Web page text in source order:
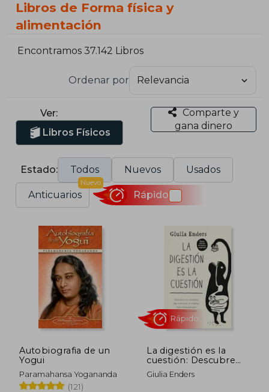
Libros de Forma física y
alimentación
Encontramos 37.142 Libros
Ordenar por
Ver:
Libros Físicos
Comparte y
gana dinero
Estado: Todos Nuevos Usados
Anticuarios
Nuevo
Rápido
Autobiografia de un
Yogui
Paramahansa Yogananda
(121)
La digestión es la
cuestión: Descubre
los secretos del
intestino, el órgano
Giulia Enders